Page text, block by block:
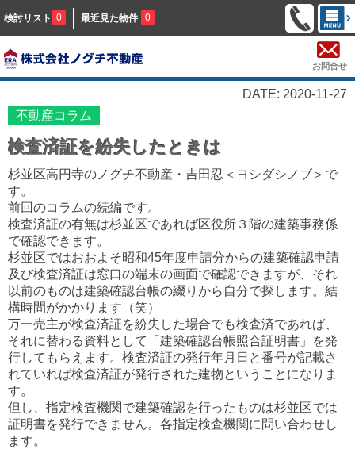
検討リスト 0 最近見た物件 0
お問合せ
DATE: 2020-11-27
不動産コラム
検査済証を紛失したときは
杉並区高円寺のノグチ不動産・吉田忍＜ヨシダシノブ＞で
す。
前回のコラムの続編です。
検査済証の有無は杉並区であれば区役所３階の建築事務係
で確認できます。
杉並区ではおおよそ昭和45年度申請分からの建築確認申請
及び検査済証は窓口の端末の画面で確認できますが、それ
以前のものは建築確認台帳の綴りから自分で探します。結
構時間がかかります（笑）
万一売主が検査済証を紛失した場合でも検査済であれば、
それに替わる資料として「建築確認台帳照合証明書」を発
行してもらえます。検査済証の発行年月日と番号が記載さ
れていれば検査済証が発行された建物ということになりま
す。
但し、指定検査機関で建築確認を行ったものは杉並区では
証明書を発行できません。各指定検査機関に問い合わせし
ます。